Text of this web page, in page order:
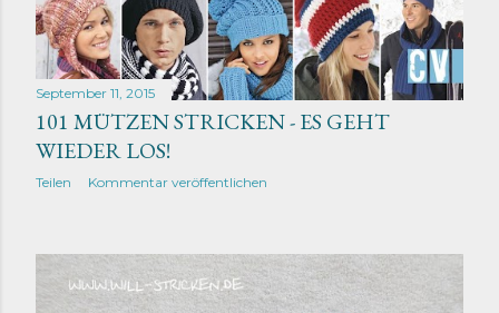
September 11, 2015
101 MÜTZEN STRICKEN - ES GEHT
WIEDER LOS!
Teilen Kommentar veröffentlichen